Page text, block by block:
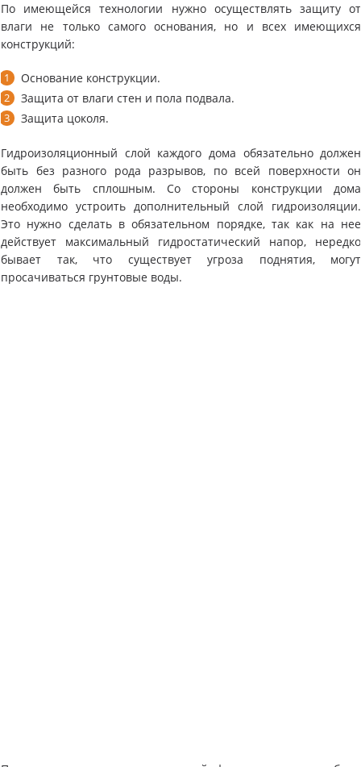
По имеющейся технологии нужно осуществлять защиту от
влаги не только самого основания, но и всех имеющихся
конструкций:
Основание конструкции.
Защита от влаги стен и пола подвала.
Защита цоколя.
Гидроизоляционный слой каждого дома обязательно должен
быть без разного рода разрывов, по всей поверхности он
должен быть сплошным. Со стороны конструкции дома
необходимо устроить дополнительный слой гидроизоляции.
Это нужно сделать в обязательном порядке, так как на нее
действует максимальный гидростатический напор, нередко
бывает так, что существует угроза поднятия, могут
просачиваться грунтовые воды.